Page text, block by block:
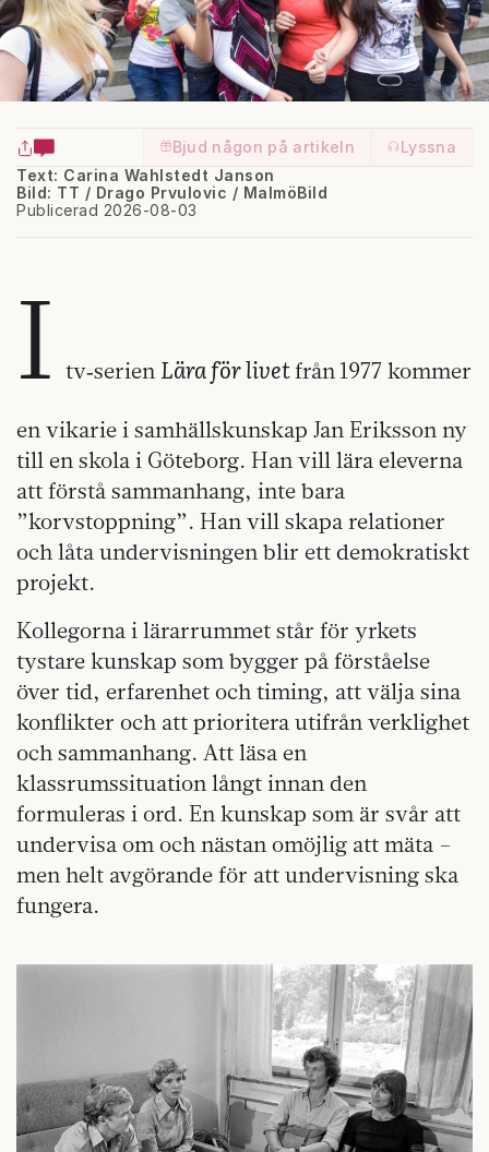
Bjud någon på artikeln
Lyssna
Text: Carina Wahlstedt Janson
Publicerad 2026-08-03
Bild: TT / Drago Prvulovic / MalmöBild
I tv‑serien Lära för livetfrån 1977 kommer
en vikarie i samhällskunskap Jan Eriksson ny
till en skola i Göteborg. Han vill lära eleverna
att förstå sammanhang, inte bara
”korvstoppning”. Han vill skapa relationer
och låta undervisningen blir ett demokratiskt
projekt.
Kollegorna i lärarrummet står för yrkets
tystare kunskap som bygger på förståelse
över tid, erfarenhet och timing, att välja sina
konflikter och att prioritera utifrån verklighet
och sammanhang. Att läsa en
klassrumssituation långt innan den
formuleras i ord. En kunskap som är svår att
undervisa om och nästan omöjlig att mäta –
men helt avgörande för att undervisning ska
fungera.